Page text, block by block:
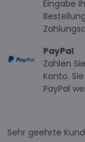
Eingabe
PayPal
Zahlen
Konto.
PayPal
Sehr geehrte